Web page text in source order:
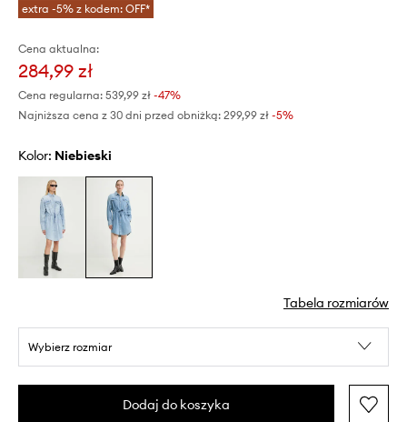
extra -5% z kodem: OFF*
Cena aktualna:
284,99 zł
Cena regularna: 539,99 zł -47%
Najniższa cena z 30 dni przed obniżką: 299,99 zł -5%
Kolor: niebieski
Tabela rozmiarów
Wybierz rozmiar
Dodaj do koszyka